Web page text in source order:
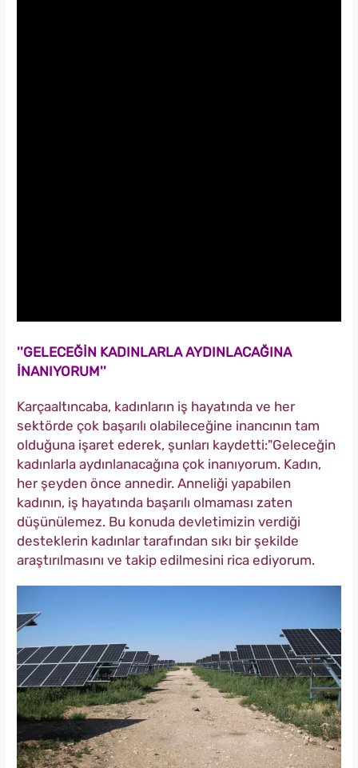
''GELECEĞİN KADINLARLA AYDINLACAĞINA
İNANIYORUM''
Karçaaltıncaba, kadınların iş hayatında ve her
sektörde çok başarılı olabileceğine inancının tam
olduğuna işaret ederek, şunları kaydetti:"Geleceğin
kadınlarla aydınlanacağına çok inanıyorum. Kadın,
her şeyden önce annedir. Anneliği yapabilen
kadının, iş hayatında başarılı olmaması zaten
düşünülemez. Bu konuda devletimizin verdiği
desteklerin kadınlar tarafından sıkı bir şekilde
araştırılmasını ve takip edilmesini rica ediyorum.